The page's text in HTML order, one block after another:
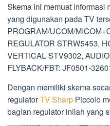
Skema ini memuat informasi
yang digunakan pada TV
PROGRAM/UCOM/
REGULATOR STRW5453,
VERTICAL STV9302,
FLYBACK/FBT: JF0501-
Dengan memiliki skema
regulatorTV Sharp Piccolo
bagian regulator inilah yang